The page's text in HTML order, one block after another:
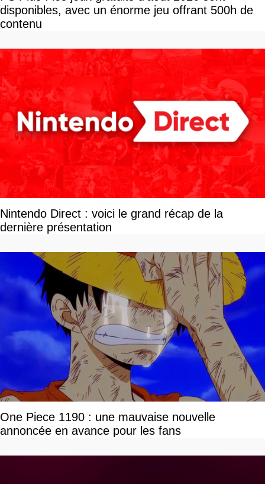
disponibles, avec un énorme jeu offrant 500h de
contenu
Nintendo Direct : voici le grand récap de la
dernière présentation
One Piece 1190 : une mauvaise nouvelle
annoncée en avance pour les fans